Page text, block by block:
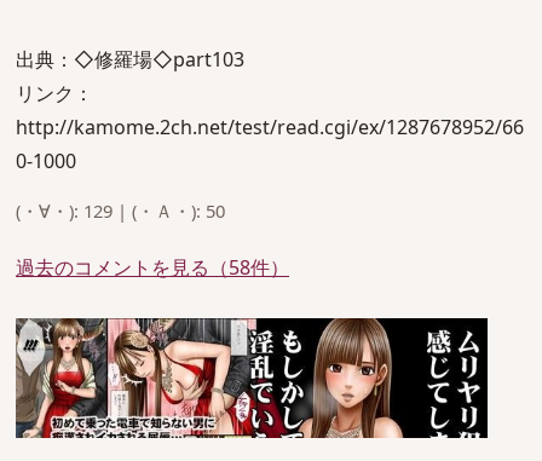
出典：◇修羅場◇part103
リンク：
http://kamome.2ch.net/test/read.cgi/ex/1287678952/66
0-1000
(・∀・): 129 | (・Ａ・): 50
過去のコメントを見る（58件）